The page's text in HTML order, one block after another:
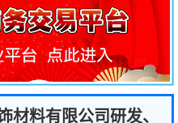
材料有限公司研发、